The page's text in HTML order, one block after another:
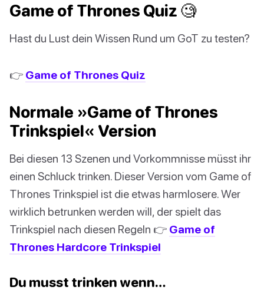
Game of Thrones Quiz 🧐
Hast du Lust dein Wissen Rund um GoT zu testen?
👉 Game of Thrones Quiz
Normale »Game of Thrones
Trinkspiel« Version
Bei diesen 13 Szenen und Vorkommnisse müsst ihr
einen Schluck trinken. Dieser Version vom Game of
Thrones Trinkspiel ist die etwas harmlosere. Wer
wirklich betrunken werden will, der spielt das
Trinkspiel nach diesen Regeln 👉 Game of
Thrones Hardcore Trinkspiel
Du musst trinken wenn…